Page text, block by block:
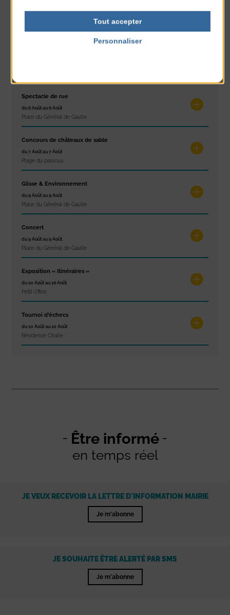
Spectacle de rue
du 6 Août au 6 Août
Place du Général de Gaulle
Concours de châteaux de sable
du 7 Août au 7 Août
Plage du passous
Glisse & Environnement
du 9 Août au 9 Août
Place du Général de Gaulle
Concert
du 9 Août au 9 Août
Place du Général de Gaulle
Exposition « Itinéraires »
du 10 Août au 16 Août
Petit Office
Tournoi d’échecs
du 10 Août au 10 Août
Résidence Challe
Être informé
en temps réel
JE VEUX RECEVOIR LA LETTRE D'INFORMATION MAIRIE
Je m'abonne
JE SOUHAITE ÊTRE ALERTÉ PAR SMS
Je m'abonne
Tout accepter
Personnaliser